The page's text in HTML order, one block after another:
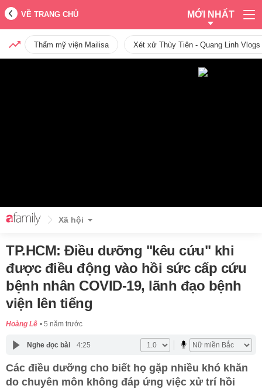
VỀ TRANG CHỦ MỚI NHẤT
Thẩm mỹ viện Mailisa Xét xử Thùy Tiên - Quang Linh
Xã hội
TP.HCM: Điều dưỡng "kêu cứu" khi
được điều động vào hồi sức cấp cứu
bệnh nhân COVID-19, lãnh đạo bệnh
viện lên tiếng
Hoàng Lê 5 năm trước
Nghe đọc bài 4:25
Các điều dưỡng cho biết họ gặp nhiều khó khăn
do chuyên môn không đáp ứng việc xử trí hồi